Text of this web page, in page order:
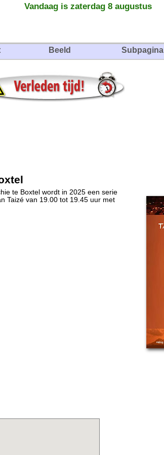
Vandaag is zaterdag 8 augustus
Beeld Subpagina
te Boxtel wordt in 2025 een serie
Taizé van 19.00 tot 19.45 uur met